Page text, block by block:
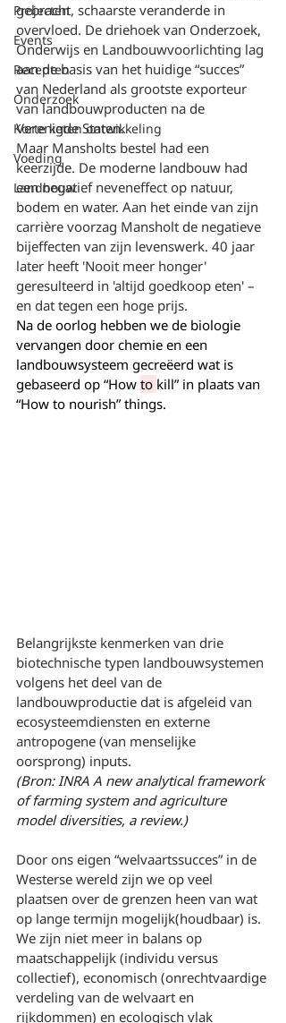
Projecten
Events
Recepten
Onderzoek
Korte keten ontwikkeling
Voeding
Landbouw
gebracht, schaarste veranderde in
overvloed. De driehoek van Onderzoek,
Onderwijs en Landbouwvoorlichting lag
aan de basis van het huidige “succes”
van Nederland als grootste exporteur
van landbouwproducten na de
Verenigde Staten.
Maar Mansholts bestel had een
keerzijde. De moderne landbouw had
een negatief neveneffect op natuur,
bodem en water. Aan het einde van zijn
carrière voorzag Mansholt de negatieve
bijeffecten van zijn levenswerk. 40 jaar
later heeft 'Nooit meer honger'
geresulteerd in 'altijd goedkoop eten' –
en dat tegen een hoge prijs.
Na de oorlog hebben we de biologie
vervangen door chemie en een
landbouwsysteem gecreëerd wat is
gebaseerd op “How to kill” in plaats van
“How to nourish” things.
Belangrijkste kenmerken van drie
biotechnische typen landbouwsystemen
volgens het deel van de
landbouwproductie dat is afgeleid van
ecosysteemdiensten en externe
antropogene (van menselijke
oorsprong) inputs.
(Bron: INRA A new analytical framework
of farming system and agriculture
model diversities, a review.)
Door ons eigen “welvaartssucces” in de
Westerse wereld zijn we op veel
plaatsen over de grenzen heen van wat
op lange termijn mogelijk(houdbaar) is.
We zijn niet meer in balans op
maatschappelijk (individu versus
collectief), economisch (onrechtvaardige
verdeling van de welvaart en
rijkdommen) en ecologisch vlak